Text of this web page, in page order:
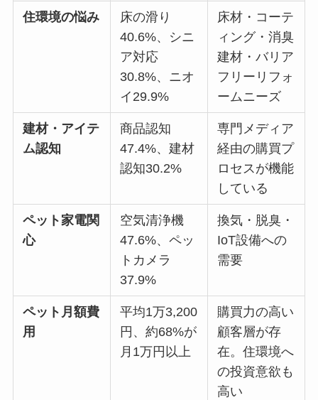
住環境の悩み
床の滑り
40.6%、シニ
ア対応
30.8%、ニオ
イ29.9%
床材・コーテ
ィング・消臭
建材・バリア
フリーリフォ
ームニーズ
建材・アイテ
ム認知
商品認知
47.4%、建材
認知30.2%
専門メディア
経由の購買プ
ロセスが機能
している
ペット家電関
心
空気清浄機
47.6%、ペッ
トカメラ
37.9%
換気・脱臭・
IoT設備への
需要
ペット月額費
用
平均1万3,200
円、約68%が
月1万円以上
購買力の高い
顧客層が存
在。住環境へ
の投資意欲も
高い